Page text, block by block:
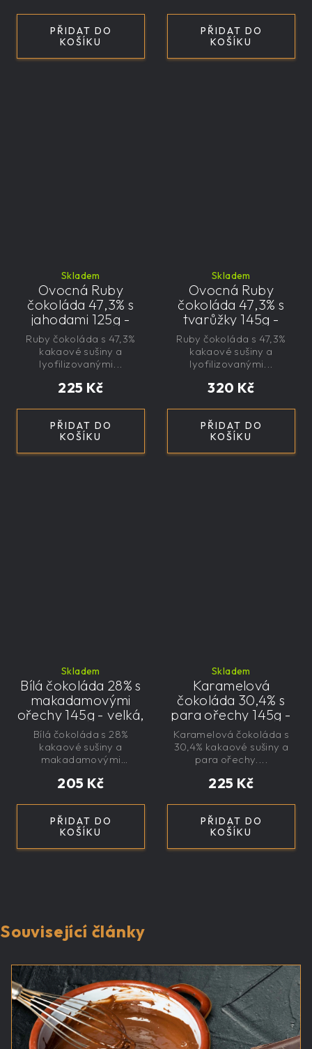
PŘIDAT DO
KOŠÍKU
PŘIDAT DO
KOŠÍKU
Skladem
Ovocná Ruby
čokoláda 47,3% s
jahodami 125g -
velká, řemeslná,
exkluzivní, dárková
225 Kč
PŘIDAT DO
KOŠÍKU
Ruby čokoláda s 47,3%
kakaové sušiny a
lyofilizovanými...
Skladem
Ovocná Ruby
čokoláda 47,3% s
tvarůžky 145g -
velká, řemeslná,
exkluzivní, dárková
320 Kč
PŘIDAT DO
KOŠÍKU
Ruby čokoláda s 47,3%
kakaové sušiny a
lyofilizovanými...
Skladem
Bílá čokoláda 28% s
makadamovými
ořechy 145g - velká,
řemeslná,
exkluzivní, dárková
205 Kč
PŘIDAT DO
KOŠÍKU
Bílá čokoláda s 28%
kakaové sušiny a
makadamovými
Skladem
Karamelová
čokoláda 30,4% s
para ořechy 145g -
velká, řemeslná,
exkluzivní, dárková
225 Kč
PŘIDAT DO
KOŠÍKU
Karamelová čokoláda s
30,4% kakaové sušiny a
para ořechy....
Související články